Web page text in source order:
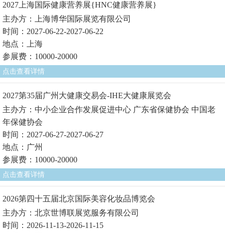
2027上海国际健康营养展{HNC健康营养展}
主办方：上海博华国际展览有限公司
时间：2027-06-22-2027-06-22
地点：上海
参展费：10000-20000
点击查看详情
2027第35届广州大健康交易会-IHE大健康展览会
主办方：中小企业合作发展促进中心 广东省保健协会 中国老
年保健协会
时间：2027-06-27-2027-06-27
地点：广州
参展费：10000-20000
点击查看详情
2026第四十五届北京国际美容化妆品博览会
主办方：北京世博联展览服务有限公司
时间：2026-11-13-2026-11-15